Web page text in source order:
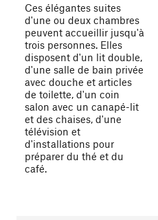
Ces élégantes suites
d'une ou deux chambres
peuvent accueillir jusqu'à
trois personnes. Elles
disposent d'un lit double,
d'une salle de bain privée
avec douche et articles
de toilette, d'un coin
salon avec un canapé-lit
et des chaises, d'une
télévision et
d'installations pour
préparer du thé et du
café.